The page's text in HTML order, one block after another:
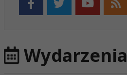
Wydarzenia